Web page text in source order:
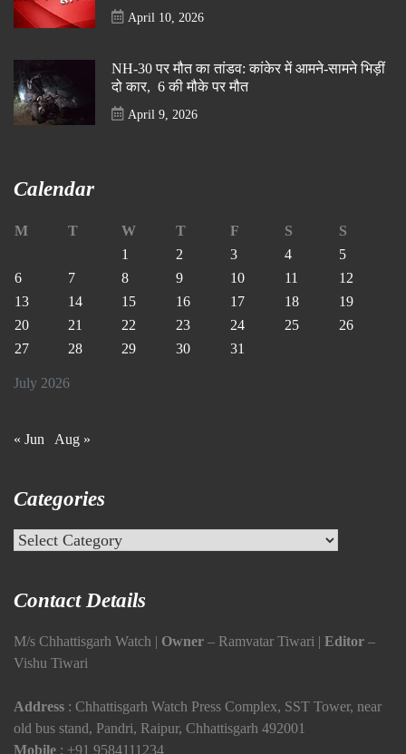
April 10, 2026
NH-30 पर मौत का तांडव: कांकेर में आमने-सामने भिड़ीं
दो कार, 6 की मौके पर मौत
April 9, 2026
Calendar
July 2026
M T W T F S
S
1
2 3 4
5
6
7 8 9 10 11
12
13
14 15 16 17 18
19
20
21 22 23 24 25
26
27
28 29 30 31
« Jun Aug »
Categories
Categories
Contact Details
M/s Chhattisgarh Watch | Owner – Ramvatar Tiwari | Editor –
Vishu Tiwari
Address : Chhattisgarh Watch Press Complex, SST Tower, near
old bus stand, Pandri, Raipur, Chhattisgarh 492001
Mobile : +91 9584111234